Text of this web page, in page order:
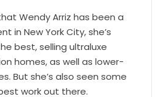
Wendy Arriz has been a
in New York City, she’s
best, selling ultraluxe
homes, as well as lower-
But she’s also seen some
work out there.